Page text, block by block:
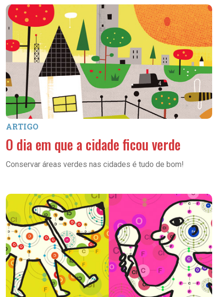
ARTIGO
O dia em que a cidade ficou verde
Conservar áreas verdes nas cidades é tudo de bom!